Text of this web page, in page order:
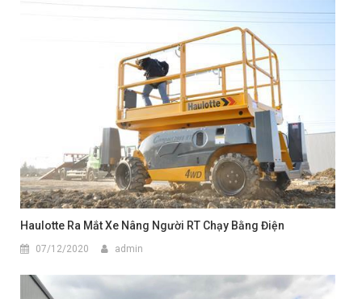
Haulotte Ra Mắt Xe Nâng Người RT Chạy Bằng Điện
07/12/2020 admin